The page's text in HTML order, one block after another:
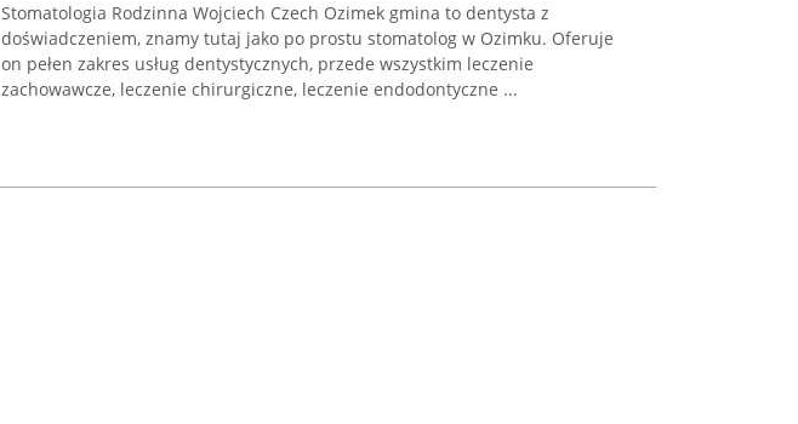
Stomatologia Rodzinna Wojciech Czech Ozimek gmina to dentysta z
doświadczeniem, znamy tutaj jako po prostu stomatolog w Ozimku. Oferuje
on pełen zakres usług dentystycznych, przede wszystkim leczenie
zachowawcze, leczenie chirurgiczne, leczenie endodontyczne ...